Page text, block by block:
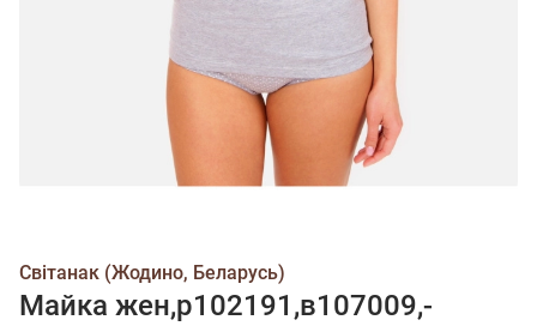
Свiтанак (Жодино, Беларусь)
Майка жен,р102191,в107009,-